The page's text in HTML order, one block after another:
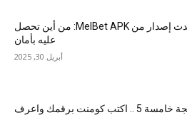
أحدث إصدار من MelBet APK: من أين تحصل
عليه بأمان
أبريل 30, 2025
نتيجة خامسة 5 .. اكتب كومنت برقمك واعرف